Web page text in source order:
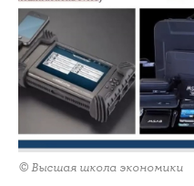
© Высшая школа экономики